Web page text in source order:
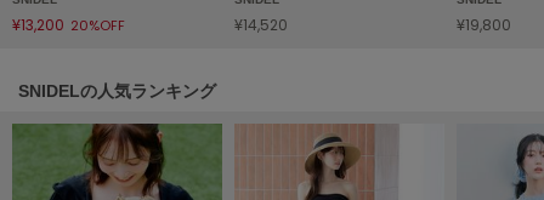
リトルユニオン トウキョウ
made of Organics
メイドオブオーガニクス
¥13,200 20%OFF ¥14,520 ¥19,800
SNIDELの人気ランキング